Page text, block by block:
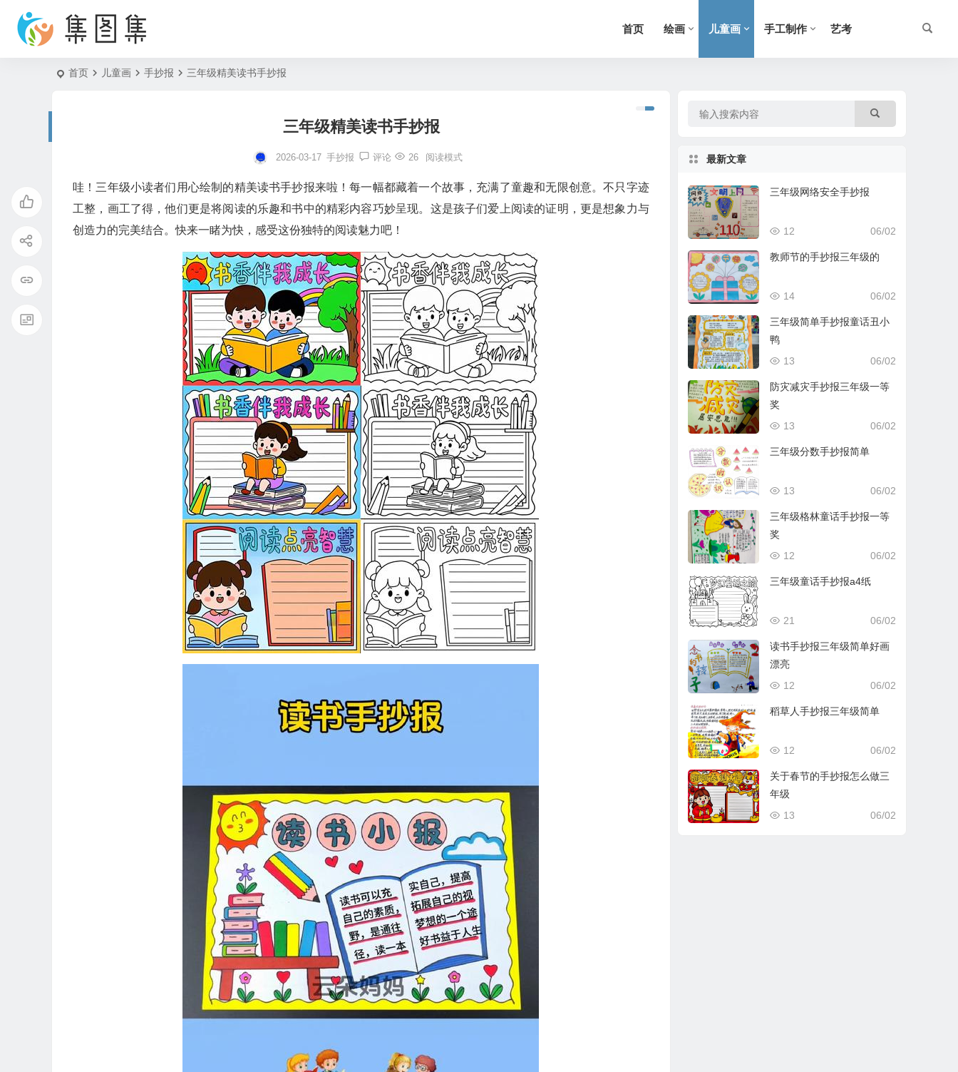
首页 绘画 儿童画 手工制作 艺考
首页 儿童画 手抄报 三年级精美读书手抄报
三年级精美读书手抄报
2026-03-17 手抄报 评论 26 阅读模式
哇！三年级小读者们用心绘制的精美读书手抄报来啦！每一幅都藏着一个故事，充满了童趣和无限创意。不只字迹
工整，画工了得，他们更是将阅读的乐趣和书中的精彩内容巧妙呈现。这是孩子们爱上阅读的证明，更是想象力与
创造力的完美结合。快来一睹为快，感受这份独特的阅读魅力吧！
最新文章
三年级网络安全手抄报
06/02
12
教师节的手抄报三年级的
06/02
14
三年级简单手抄报童话丑小
鸭
06/02
13
防灾减灾手抄报三年级一等
奖
06/02
13
三年级分数手抄报简单
06/02
13
三年级格林童话手抄报一等
奖
06/02
12
三年级童话手抄报a4纸
06/02
21
读书手抄报三年级简单好画
漂亮
06/02
12
稻草人手抄报三年级简单
06/02
12
关于春节的手抄报怎么做三
年级
06/02
13